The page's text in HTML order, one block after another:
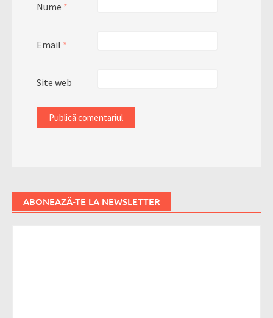
Nume *
Email *
Site web
ABONEAZĂ-TE LA NEWSLETTER